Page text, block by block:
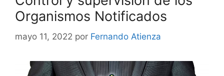
Organismos Notificados
mayo 11, 2022 por Fernando Atienza